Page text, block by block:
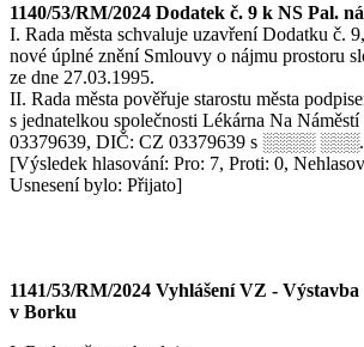
1140/53/RM/2024 Dodatek č. 9 k NS Pal.
I. Rada města schvaluje uzavření Dodatku č.
nové úplné znění Smlouvy o nájmu prostoru
ze dne 27.03.1995.
II. Rada města pověřuje starostu města
s jednatelkou společnosti Lékárna Na
03379639, DIČ: CZ 03379639 s ░░░░ ░░░.
[Výsledek hlasování: Pro: 7, Proti: 0,
Usnesení bylo: Přijato]
1141/53/RM/2024 Vyhlášení VZ - Výstavba
v Borku